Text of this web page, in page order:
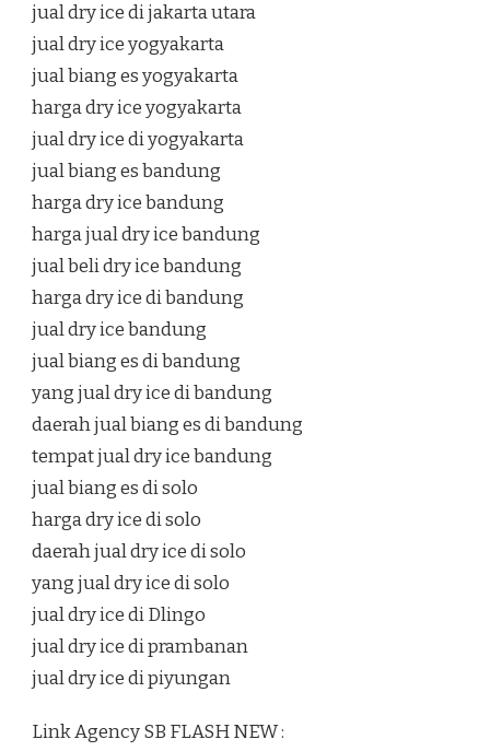
jual dry ice di jakarta utara
jual dry ice yogyakarta
jual biang es yogyakarta
harga dry ice yogyakarta
jual dry ice di yogyakarta
jual biang es bandung
harga dry ice bandung
harga jual dry ice bandung
jual beli dry ice bandung
harga dry ice di bandung
jual dry ice bandung
jual biang es di bandung
yang jual dry ice di bandung
daerah jual biang es di bandung
tempat jual dry ice bandung
jual biang es di solo
harga dry ice di solo
daerah jual dry ice di solo
yang jual dry ice di solo
jual dry ice di Dlingo
jual dry ice di prambanan
jual dry ice di piyungan
Link Agency SB FLASH NEW :